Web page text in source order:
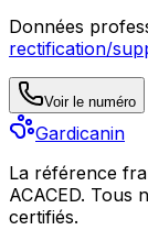
Données
rectification/
Voir le numéro
Gardicanin
La référence
ACACED. Tous
certifiés.